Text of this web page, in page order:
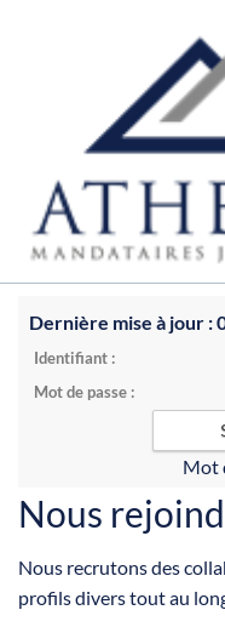
Dernière mise à jour :
Identifiant :
Mot de passe :
Mot
Nous
Nous recrutons des
profils divers tout au